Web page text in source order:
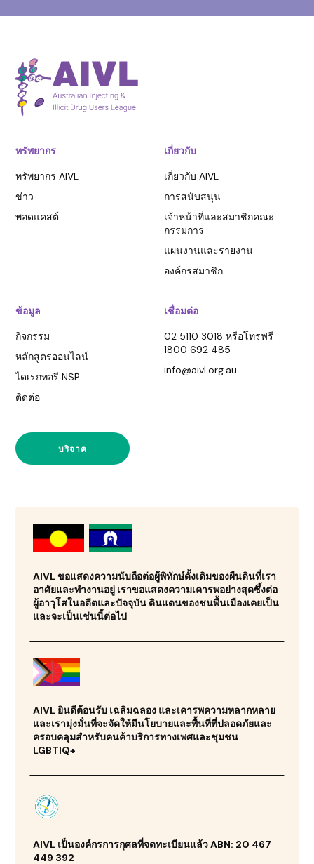
ทรัพยากร
ทรัพยากร AIVL
ข่าว
พอดแคสต์
เกี่ยวกับ
เกี่ยวกับ AIVL
การสนับสนุน
เจ้าหน้าที่และสมาชิกคณะ
กรรมการ
แผนงานและรายงาน
องค์กรสมาชิก
ข้อมูล
กิจกรรม
หลักสูตรออนไลน์
ไดเรกทอรี NSP
ติดต่อ
เชื่อมต่อ
02 5110 3018 หรือโทรฟรี
1800 692 485
info@aivl.org.au
บริจาค
AIVL ขอแสดงความนับถือต่อผู้พิทักษ์ดั้งเดิมของผืนดินที่เรา
อาศัยและทำงานอยู่ เราขอแสดงความเคารพอย่างสุดซึ้งต่อ
ผู้อาวุโสในอดีตและปัจจุบัน ดินแดนของชนพื้นเมืองเคยเป็น
และจะเป็นเช่นนี้ต่อไป
AIVL ยินดีต้อนรับ เฉลิมฉลอง และเคารพความหลากหลาย
และเรามุ่งมั่นที่จะจัดให้มีนโยบายและพื้นที่ที่ปลอดภัยและ
ครอบคลุมสำหรับคนค้าบริการทางเพศและชุมชน
LGBTIQ+
AIVL เป็นองค์กรการกุศลที่จดทะเบียนแล้ว ABN: 20 467
449 392